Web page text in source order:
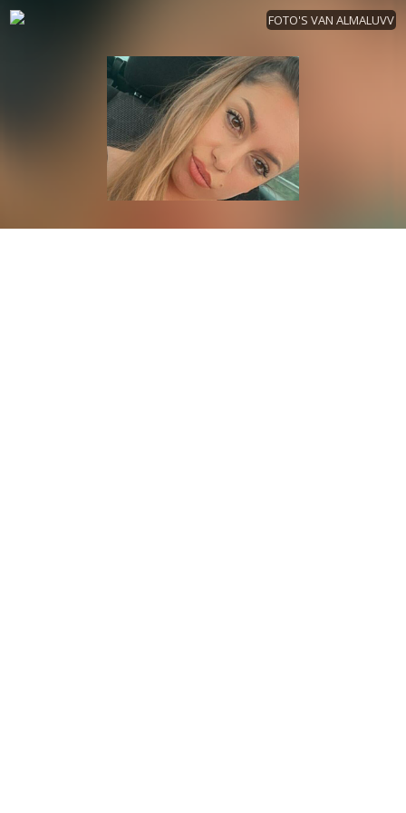
FOTO'S VAN ALMALUVV